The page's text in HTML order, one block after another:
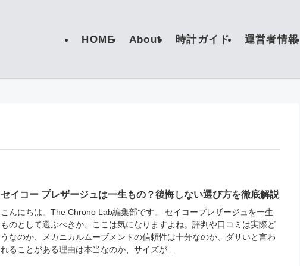
HOME About 時計ガイド 運営者情報
セイコー プレザージュは一生もの？後悔しない選び方を徹底解説
こんにちは。The Chrono Lab編集部です。 セイコープレザージュを一生
ものとして選ぶべきか、ここは気になりますよね。評判や口コミは実際ど
うなのか、メカニカルムーブメントの信頼性は十分なのか、ダサいと言わ
れることがある理由は本当なのか、サイズが...